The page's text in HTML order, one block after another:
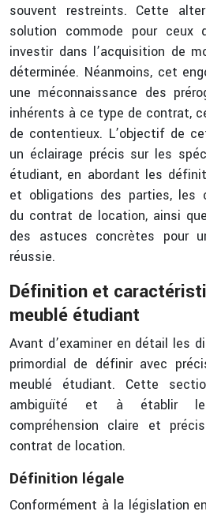
souvent restreints. Cette
solution commode pour ceux
investir dans l’acquisition de
déterminée. Néanmoins, cet
une méconnaissance des
inhérents à ce type de contrat,
de contentieux. L’objectif de
un éclairage précis sur les
étudiant, en abordant les
et obligations des parties, les
du contrat de location, ainsi
des astuces concrètes pour
réussie.
Définition et
meublé étudiant
Avant d’examiner en détail les
primordial de définir avec
meublé étudiant. Cette
ambiguïté et à établir
compréhension claire et
contrat de location.
Définition légale
Conformément à la législation